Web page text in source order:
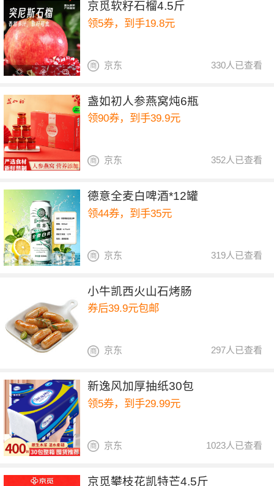
京觅软籽石榴4.5斤
领5券，到手19.8元
330人已查看
京东
盏如初人参燕窝炖6瓶
领90券，到手39.9元
352人已查看
京东
德意全麦白啤酒*12罐
领44券，到手35元
319人已查看
京东
小牛凯西火山石烤肠
券后39.9元包邮
297人已查看
京东
新逸风加厚抽纸30包
领5券，到手29.99元
1023人已查看
京东
京觅攀枝花凯特芒4.5斤